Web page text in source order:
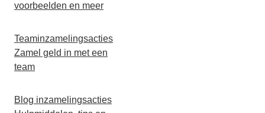
voorbeelden en meer
Teaminzamelingsacties
Zamel geld in met een
team
Blog inzamelingsacties